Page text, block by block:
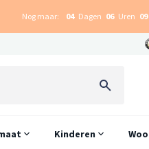
Nog maar: 04 Dagen 06 Uren 09
Kinderen